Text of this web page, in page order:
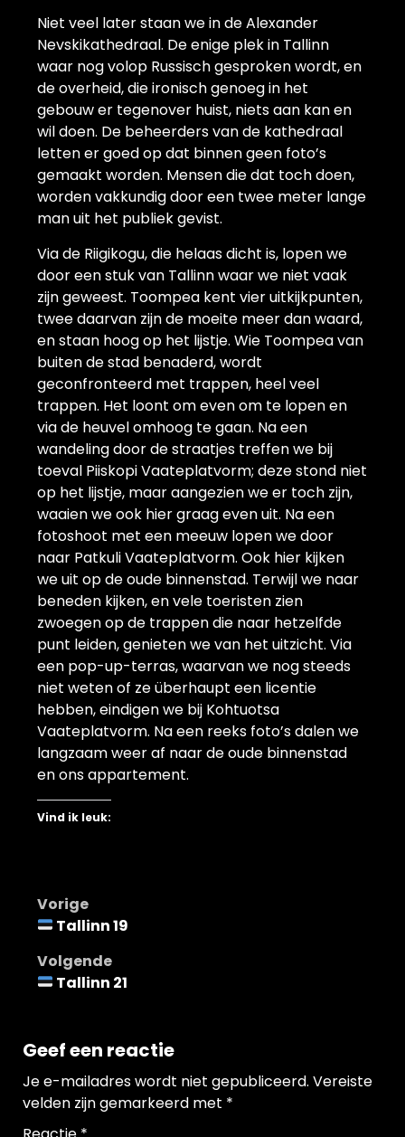
Niet veel later staan we in de Alexander
Nevskikathedraal. De enige plek in Tallinn
waar nog volop Russisch gesproken wordt, en
de overheid, die ironisch genoeg in het
gebouw er tegenover huist, niets aan kan en
wil doen. De beheerders van de kathedraal
letten er goed op dat binnen geen foto’s
gemaakt worden. Mensen die dat toch doen,
worden vakkundig door een twee meter lange
man uit het publiek gevist.
Via de Riigikogu, die helaas dicht is, lopen we
door een stuk van Tallinn waar we niet vaak
zijn geweest. Toompea kent vier uitkijkpunten,
twee daarvan zijn de moeite meer dan waard,
en staan hoog op het lijstje. Wie Toompea van
buiten de stad benaderd, wordt
geconfronteerd met trappen, heel veel
trappen. Het loont om even om te lopen en
via de heuvel omhoog te gaan. Na een
wandeling door de straatjes treffen we bij
toeval Piiskopi Vaateplatvorm; deze stond niet
op het lijstje, maar aangezien we er toch zijn,
waaien we ook hier graag even uit. Na een
fotoshoot met een meeuw lopen we door
naar Patkuli Vaateplatvorm. Ook hier kijken
we uit op de oude binnenstad. Terwijl we naar
beneden kijken, en vele toeristen zien
zwoegen op de trappen die naar hetzelfde
punt leiden, genieten we van het uitzicht. Via
een pop-up-terras, waarvan we nog steeds
niet weten of ze überhaupt een licentie
hebben, eindigen we bij Kohtuotsa
Vaateplatvorm. Na een reeks foto’s dalen we
langzaam weer af naar de oude binnenstad
en ons appartement.
Vind ik leuk:
Bericht
navigatie
Vorige
Tallinn 19
Volgende
Tallinn 21
Geef een reactie
Je e-mailadres wordt niet gepubliceerd. Vereiste
velden zijn gemarkeerd met *